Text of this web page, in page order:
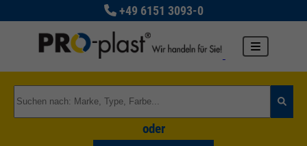
+49 6151 3093-0
oder